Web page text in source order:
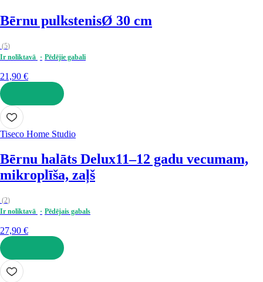
Bērnu pulkstenisØ 30 cm
(5)
Ir noliktavā
Pēdējie gabali
21,90 €
LIKT GROZĀ
Tiseco Home Studio
Bērnu halāts Delux11–12 gadu vecumam,
mikroplīša, zaļš
(2)
Ir noliktavā
Pēdējais gabals
27,90 €
LIKT GROZĀ